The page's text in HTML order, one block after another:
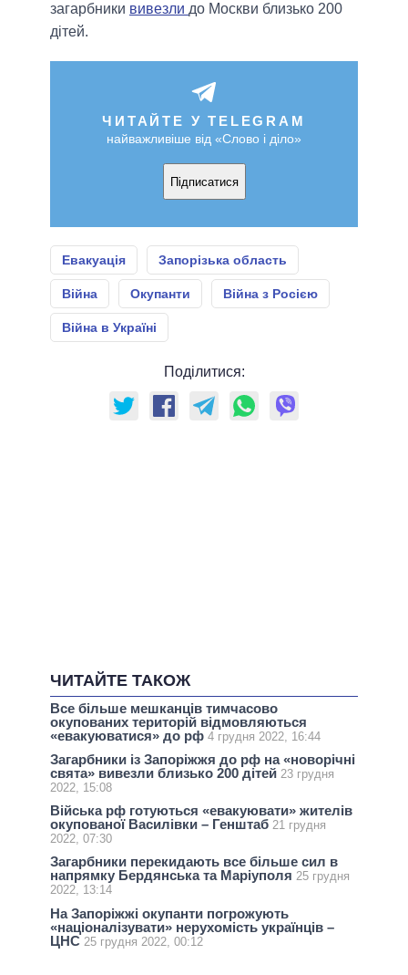
загарбники вивезли до Москви близько 200
дітей.
ЧИТАЙТЕ У TELEGRAM
найважливіше від «Слово і діло»
Підписатися
Евакуація Запорізька область
Війна Окупанти Війна з Росією
Війна в Україні
Поділитися:
ЧИТАЙТЕ ТАКОЖ
Все більше мешканців тимчасово
окупованих територій відмовляються
«евакуюватися» до рф 4 грудня 2022, 16:44
Загарбники із Запоріжжя до рф на «новорічні
свята» вивезли близько 200 дітей 23 грудня
2022, 15:08
Війська рф готуються «евакуювати» жителів
окупованої Василівки – Генштаб 21 грудня
2022, 07:30
Загарбники перекидають все більше сил в
напрямку Бердянська та Маріуполя 25 грудня
2022, 13:14
На Запоріжжі окупанти погрожують
«націоналізувати» нерухомість українців –
ЦНС 25 грудня 2022, 00:12